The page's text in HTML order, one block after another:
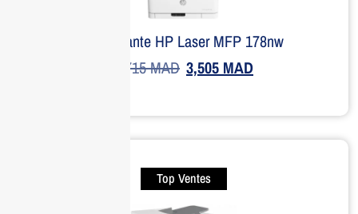
Imprimante HP Laser MFP 178nw
4,715MAD 3,505 MAD
Top Ventes